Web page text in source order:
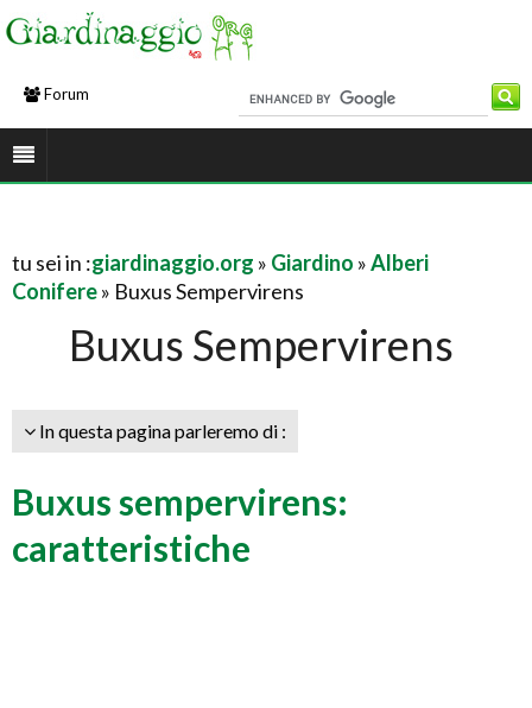
Forum
tu sei in :giardinaggio.org » Giardino »Alberi
Conifere» Buxus Sempervirens
Buxus Sempervirens
In questa pagina parleremo di :
Buxus sempervirens:
caratteristiche